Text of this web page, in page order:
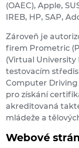
(OAEC), Apple,
IREB, HP, SAP,
Zároveň je
firem Prometric
(Virtual
testovacím
Computer Driving
pro získání
akreditovaná
mládeže a
Webové